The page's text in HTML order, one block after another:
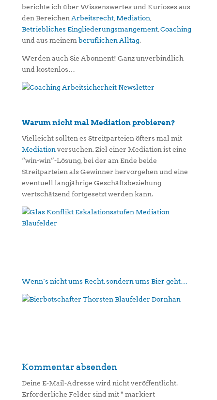
berichte ich über Wissenswertes und Kurioses aus
den Bereichen Arbeitsrecht, Mediation
Betriebliches Eingliederungsmangement, Coaching
und aus meinem beruflichen Alltag.
Werden auch Sie Abonnent! Ganz unverbindlich
und kostenlos…
Warum nicht mal Mediation probieren?
Vielleicht sollten es Streitparteien öfters mal mit
Mediation versuchen. Ziel einer Mediation ist eine
“win-win”-Lösung, bei der am Ende beide
Streitparteien als Gewinner hervorgehen und eine
eventuell langjährige Geschäftsbeziehung
wertschätzend fortgesetzt werden kann.
Wenn´s nicht ums Recht, sondern ums Bier geht…
Kommentar absenden
Deine E-Mail-Adresse wird nicht veröffentlicht.
Erforderliche Felder sind mit* markiert